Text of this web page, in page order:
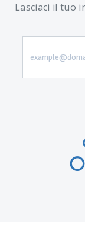
Lasciaci il tuo